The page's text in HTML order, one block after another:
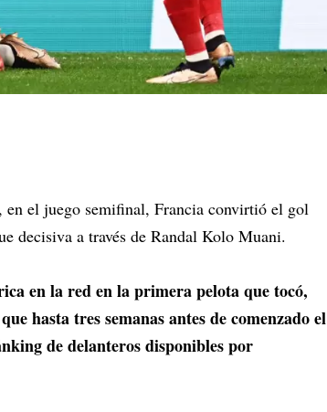
el juego semifinal, Francia convirtió el gol
decisiva a través de Randal Kolo Muani.
en la red en la primera pelota que tocó,
hasta tres semanas antes de comenzado el
de delanteros disponibles por